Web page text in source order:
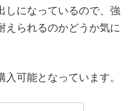
しになっているので、強
えられるのかどうか気に
可能となっています。